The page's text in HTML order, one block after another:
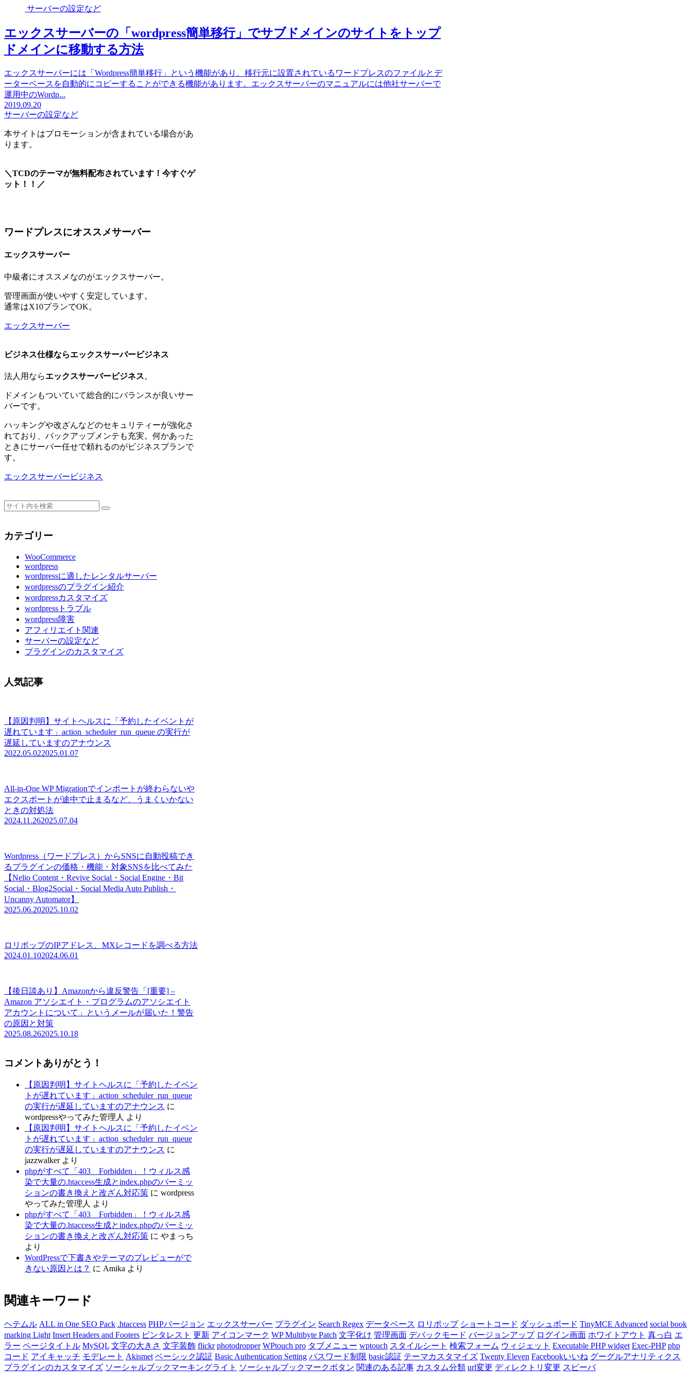
サーバーの設定など
エックスサーバーの「wordpress簡単移行」でサブドメインのサイトをトップ
ドメインに移動する方法
エックスサーバーには「Wordpress簡単移行」という機能があり、移行元に設置されているワードプレスのファイルとデ
ーターベースを自動的にコピーすることができる機能があります。エックスサーバーのマニュアルには他社サーバーで
運用中のWordp...
2019.09.20
サーバーの設定など
本サイトはプロモーションが含まれている場合があ
ります。
＼TCDのテーマが無料配布されています！今すぐゲ
ット！！／
ワードプレスにオススメサーバー
エックスサーバー
中級者にオススメなのがエックスサーバー。
管理画面が使いやすく安定しています。
通常はX10プランでOK。
エックスサーバー
ビジネス仕様ならエックスサーバービジネス
法人用ならエックスサーバービジネス。
ドメインもついていて総合的にバランスが良いサー
バーです。
ハッキングや改ざんなどのセキュリティーが強化さ
れており、バックアップメンテも充実。何かあった
ときにサーバー任せで頼れるのがビジネスプランで
す。
エックスサーバービジネス
カテゴリー
WooCommerce
wordpress
wordpressに適したレンタルサーバー
wordpressのプラグイン紹介
wordpressカスタマイズ
wordpressトラブル
wordpress障害
アフィリエイト関連
サーバーの設定など
プラグインのカスタマイズ
人気記事
【原因判明】サイトヘルスに「予約したイベントが
遅れています」action_scheduler_run_queue の実行が
遅延していますのアナウンス
2022.05.022025.01.07
All-in-One WP Migrationでインポートが終わらないや
エクスポートが途中で止まるなど、うまくいかない
ときの対処法
2024.11.262025.07.04
Wordpress（ワードプレス）からSNSに自動投稿でき
るプラグインの価格・機能・対象SNSを比べてみた
【Nelio Content・Revive Social・Social Engine・Bit
Social・Blog2Social・Social Media Auto Publish・
Uncanny Automator】
2025.06.202025.10.02
ロリポップのIPアドレス、MXレコードを調べる方法
2024.01.102024.06.01
【後日談あり】Amazonから違反警告「[重要] –
Amazon アソシエイト・プログラムのアソシエイト
アカウントについて」というメールが届いた！警告
の原因と対策
2025.08.262025.10.18
コメントありがとう！
【原因判明】サイトヘルスに「予約したイベン
トが遅れています」action_scheduler_run_queue
の実行が遅延していますのアナウンス に
wordpressやってみた管理人 より
【原因判明】サイトヘルスに「予約したイベン
トが遅れています」action_scheduler_run_queue
の実行が遅延していますのアナウンス に
jazzwalkerより
phpがすべて「403 Forbidden」！ウィルス感
染で大量の.htaccess生成とindex.phpのパーミッ
ションの書き換えと改ざん対応策 に wordpress
やってみた管理人 より
phpがすべて「403 Forbidden」！ウィルス感
染で大量の.htaccess生成とindex.phpのパーミッ
ションの書き換えと改ざん対応策 に やまっち
より
WordPressで下書きやテーマのプレビューがで
きない原因とは？ に Amika より
関連キーワード
ヘテムル ALL in One SEO Pack .htaccess PHPバージョン エックスサーバー プラグイン Search Regex データベース ロリポップ ショートコード ダッシュボード TinyMCE Advanced social book
marking Light Insert Headers and Footers ピンタレスト 更新 アイコンマーク WP Multibyte Patch 文字化け 管理画面 デバックモード バージョンアップ ログイン画面 ホワイトアウト 真っ白 エ
ラー ページタイトル MySQL 文字の大きさ 文字装飾 flickr photodropper WPtouch pro タブメニュー wptouch スタイルシート 検索フォーム ウィジェット Executable PHP widget Exec-PHP php
コード アイキャッチ モデレート Akismet ベーシック認証 Basic Authentication Setting パスワード制限 basic認証 テーマカスタマイズ Twenty Eleven Facebookいいね グーグルアナリティクス
プラグインのカスタマイズ ソーシャルブックマーキングライト ソーシャルブックマークボタン 関連のある記事 カスタム分類 url変更 ディレクトリ変更 スピーバ